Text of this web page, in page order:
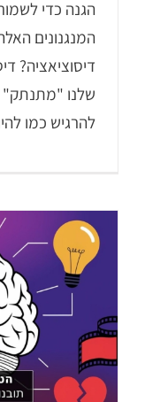
הגנה כדי
המנגנונים
דיסוציאציה?
שלנו "מתנתק"
להרגיש כמו